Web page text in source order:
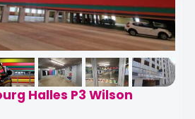
Halles P3 Wilson